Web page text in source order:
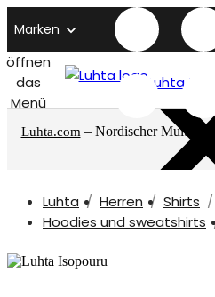
Marken
öffnen
das
Menü
Luhta
Luhta.com – Nordischer
Luhta Herren
Shirts
Hoodies und sweatshirts